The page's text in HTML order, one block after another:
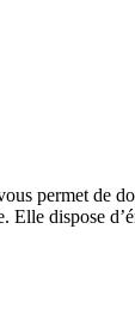
permet de
Elle dispose